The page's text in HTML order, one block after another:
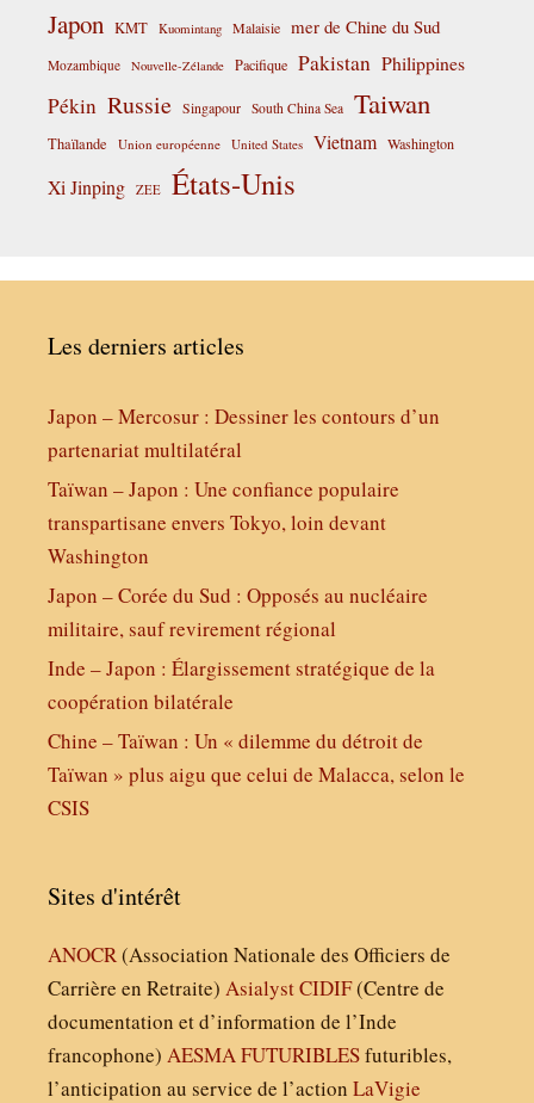
Japon KMT Kuomintang Malaisie mer de Chine du Sud
Mozambique Nouvelle-Zélande Pacifique Pakistan Philippines
Pékin Russie Singapour South China Sea Taiwan
Thaïlande Union européenne United States Vietnam Washington
Xi Jinping ZEE États-Unis
Les derniers articles
Japon – Mercosur : Dessiner les contours d’un
partenariat multilatéral
Taïwan – Japon : Une confiance populaire
transpartisane envers Tokyo, loin devant
Washington
Japon – Corée du Sud : Opposés au nucléaire
militaire, sauf revirement régional
Inde – Japon : Élargissement stratégique de la
coopération bilatérale
Chine – Taïwan : Un « dilemme du détroit de
Taïwan » plus aigu que celui de Malacca, selon le
CSIS
Sites d'intérêt
ANOCR(Association Nationale des Officiers de
Carrière en Retraite) AsialystCIDIF(Centre de
documentation et d’information de l’Inde
francophone) AESMAFUTURIBLESfuturibles,
l’anticipation au service de l’action LaVigie